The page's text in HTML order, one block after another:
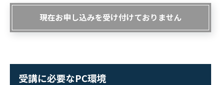
現在お申し込みを受け付けておりません
受講に必要なPC環境